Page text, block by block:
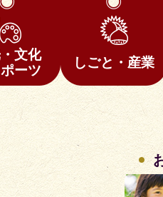
文化
ポーツ
しごと・産業
2